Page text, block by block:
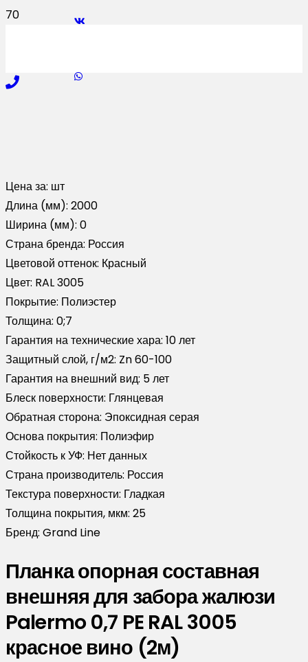
Цена за: шт
Длина (мм): 2000
Ширина (мм): 0
Страна бренда: Россия
Цветовой оттенок: Красный
Цвет: RAL 3005
Покрытие: Полиэстер
Толщина: 0;7
Гарантия на технические хара: 10 лет
Защитный слой, г/м2: Zn 60-100
Гарантия на внешний вид: 5 лет
Блеск поверхности: Глянцевая
Обратная сторона: Эпоксидная серая
Основа покрытия: Полиэфир
Стойкость к УФ: Нет данных
Страна производитель: Россия
Текстура поверхности: Гладкая
Толщина покрытия, мкм: 25
Бренд: Grand Line
Планка опорная составная
внешняя для забора жалюзи
Palermo 0,7 PE RAL 3005
красное вино (2м)